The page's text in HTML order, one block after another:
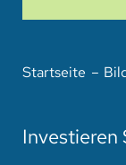
Startseite
Investieren